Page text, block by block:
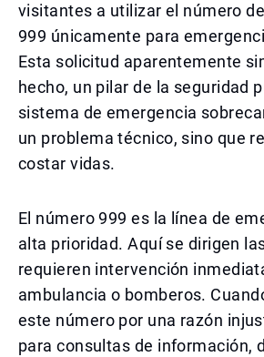
visitantes a utilizar el número
999 únicamente para
Esta solicitud aparentemente
hecho, un pilar de la seguridad
sistema de emergencia
un problema técnico, sino que
costar vidas.
El número 999 es la línea de
alta prioridad. Aquí se dirigen
requieren intervención
ambulancia o bomberos.
este número por una razón
para consultas de información,